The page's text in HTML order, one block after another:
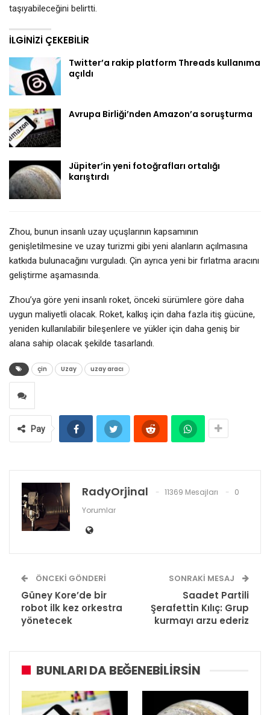
taşıyabileceğini belirtti.
İLGINIZI ÇEKEBILIR
Twitter’a rakip platform Threads kullanıma
açıldı
Avrupa Birliği’nden Amazon’a soruşturma
Jüpiter’in yeni fotoğrafları ortalığı
karıştırdı
Zhou, bunun insanlı uzay uçuşlarının kapsamının
genişletilmesine ve uzay turizmi gibi yeni alanların açılmasına
katkıda bulunacağını vurguladı. Çin ayrıca yeni bir fırlatma aracını
geliştirme aşamasında.
Zhou’ya göre yeni insanlı roket, önceki sürümlere göre daha
uygun maliyetli olacak. Roket, kalkış için daha fazla itiş gücüne,
yeniden kullanılabilir bileşenlere ve yükler için daha geniş bir
alana sahip olacak şekilde tasarlandı.
çin Uzay uzay aracı
Pay
RadyOrjinal 11369 Mesajları
0
Yorumlar
ÖNCEKI GÖNDERI
Güney Kore’de bir
robot ilk kez orkestra
yönetecek
SONRAKI MESAJ
Saadet Partili
Şerafettin Kılıç: Grup
kurmayı arzu ederiz
BUNLARI DA BEĞENEBILIRSIN